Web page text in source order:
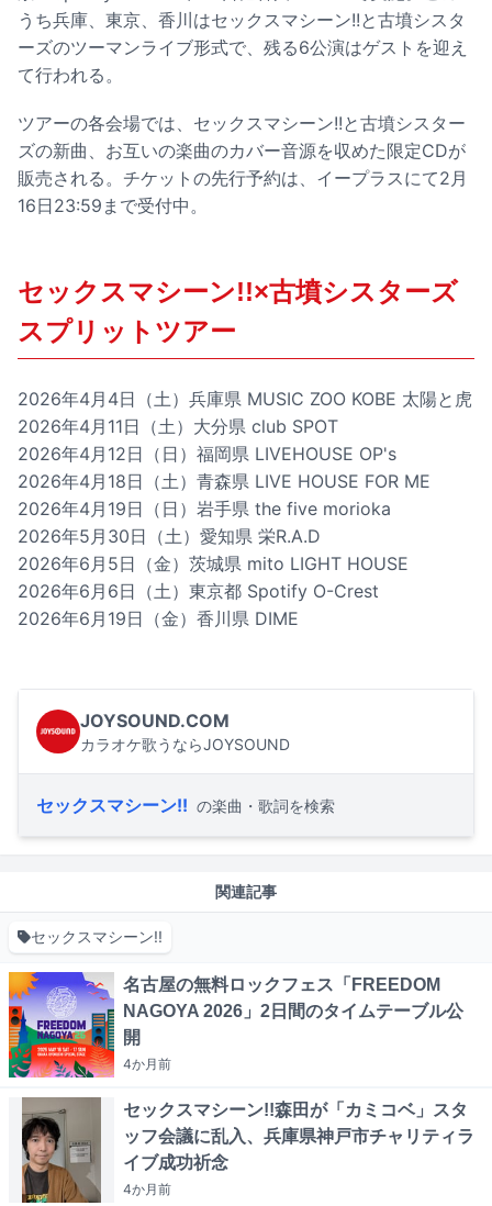
うち兵庫、東京、香川はセックスマシーン!!と古墳シスタ
ーズのツーマンライブ形式で、残る6公演はゲストを迎え
て行われる。
ツアーの各会場では、セックスマシーン!!と古墳シスター
ズの新曲、お互いの楽曲のカバー音源を収めた限定CDが
販売される。チケットの先行予約は、イープラスにて2月
16日23:59まで受付中。
セックスマシーン!!×古墳シスターズ
スプリットツアー
2026年4月4日（土）兵庫県 MUSIC ZOO KOBE 太陽と虎
2026年4月11日（土）大分県 club SPOT
2026年4月12日（日）福岡県 LIVEHOUSE OP's
2026年4月18日（土）青森県 LIVE HOUSE FOR ME
2026年4月19日（日）岩手県 the five morioka
2026年5月30日（土）愛知県 栄R.A.D
2026年6月5日（金）茨城県 mito LIGHT HOUSE
2026年6月6日（土）東京都 Spotify O-Crest
2026年6月19日（金）香川県 DIME
JOYSOUND.COM
カラオケ歌うならJOYSOUND
セックスマシーン!! の楽曲・歌詞を検索
関連記事
セックスマシーン!!
名古屋の無料ロックフェス「FREEDOM
NAGOYA 2026」2日間のタイムテーブル公
開
4か月前
セックスマシーン!!森田が「カミコベ」スタ
ッフ会議に乱入、兵庫県神戸市チャリティラ
イブ成功祈念
4か月前